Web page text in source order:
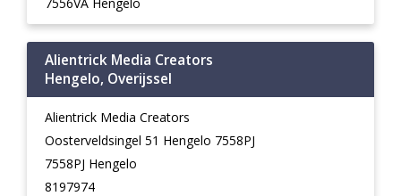
Alientrick Media Creators
Hengelo, Overijssel
Alientrick Media Creators
Oosterveldsingel 51 Hengelo 7558PJ
7558PJ Hengelo
8197974